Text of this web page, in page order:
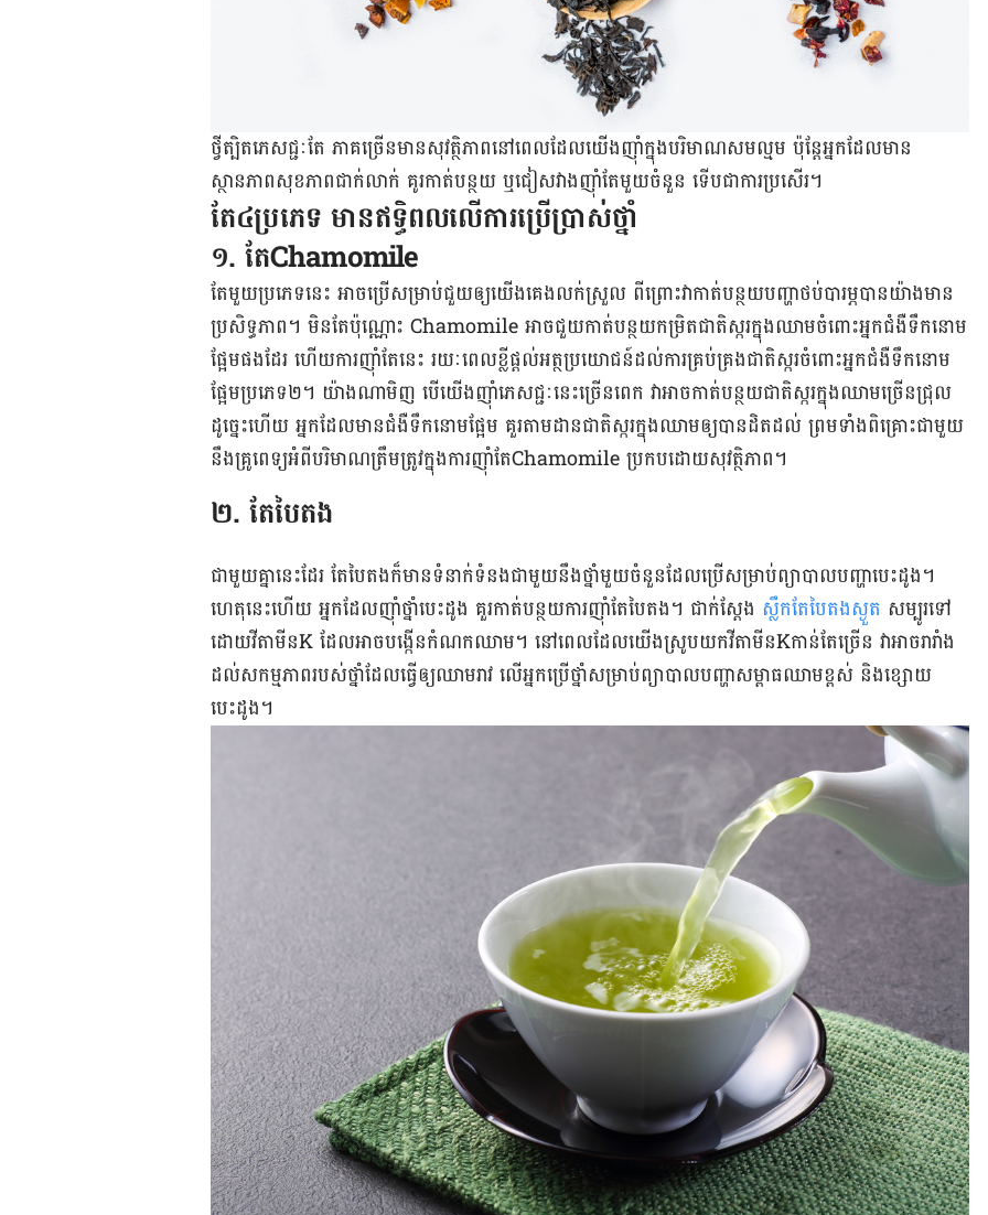
ថ្វីត្បិត​ភេសជ្ជៈ​​​តែ ​​ភាគច្រើន​មាន​សុវត្ថិភាព​នៅ​ពេល​ដែល​យើង​ញ៉ាំ​ក្នុង​បរិមាណ​សម​ល្មម​ ប៉ុន្តែ​អ្នក​ដែល​មាន​
ស្ថានភាព​សុខភាព​ជាក់លាក់​ គូរកាត់បន្ថយ​ ឬ​​ជៀសវាង​​ញ៉ាំ​តែ​មួយ​ចំនួន​ ទើប​ជា​ការ​ប្រសើរ​។
​​​​​តែ​៤ប្រភេទ ​មាន​ឥទ្ធិពល​​លើ​​ការ​ប្រើប្រាស់​ថ្នាំ​
១. តែ​Chamomile
តែ​មួយ​ប្រភេទ​នេះ អាច​ប្រើ​សម្រាប់​ជួយ​ឲ្យ​យើង​គេង​លក់​ស្រួល​ ពីព្រោះ​វា​កាត់បន្ថយ​បញ្ហា​ថប់បារម្ភ​បាន​យ៉ាង​មាន​
ប្រសិទ្ធភាព​។ មិន​តែ​ប៉ុណ្ណោះ ​Chamomile ​អាច​ជួយ​កាត់បន្ថយ​កម្រិត​ជាតិ​ស្ករ​ក្នុង​ឈាម​​ចំពោះ​អ្នក​ជំងឺ​ទឹក​នោម​
ផ្អែម​ផង​ដែរ​ ហើយ​​ការ​ញ៉ាំ​តែ​នេះ រយៈពេល​ខ្លី​ផ្ដល់​អត្ថប្រយោជន៍​ដល់​ការ​គ្រប់គ្រង​ជាតិស្ករ​ចំពោះ​អ្នក​ជំងឺ​ទឹក​នោម​
ផ្អែម​ប្រភេទ​២។ យ៉ាង​ណា​មិញ បើ​យើង​ញ៉ាំ​ភេសជ្ជៈ​នេះ​ច្រើន​ពេក​ វា​អាច​កាត់បន្ថយ​ជាតិ​ស្ករ​ក្នុង​ឈាម​​ច្រើន​ជ្រុល
ដូច្នេះ​ហើយ​ អ្នក​ដែល​មាន​ជំងឺ​ទឹក​នោម​ផ្អែម​ គួរតាមដាន​ជាតិ​ស្ករ​ក្នុង​ឈាម​ឲ្យ​បាន​ដិតដល់​ ព្រម​ទាំង​ពិគ្រោះ​ជាមួយ​
នឹង​គ្រូពេទ្យ​អំពី​បរិមាណ​ត្រឹមត្រូវ​ក្នុង​ការ​ញ៉ាំ​តែ​Chamomile ​ប្រកប​ដោយ​សុវត្ថិភាព​។
​២. តែ​បៃតង​
ជាមួយ​គ្នា​នេះ​ដែរ តែ​បៃតង​ក៏​មាន​ទំនាក់ទំនង​ជាមួយ​នឹង​ថ្នាំ​មួយ​ចំនួន​ដែល​ប្រើ​សម្រាប់​ព្យាបាល​បញ្ហា​បេះដូង​។
ហេតុ​នេះ​ហើយ អ្នក​ដែល​ញ៉ាំ​​ថ្នាំ​បេះដូង​ គួរកាត់បន្ថយ​ការ​ញ៉ាំ​តែ​បៃតង​។ ជាក់​ស្ដែង ស្លឹក​តែ​បៃតង​ស្ងួត សម្បូរ​ទៅ​
ដោយ​វីតាមីន​K ដែល​អាច​បង្កើន​កំណក​ឈាម​។ នៅ​ពេល​ដែល​យើង​ស្រូប​យក​វីតាមីន​K​កាន់​តែ​ច្រើន​ វា​អាច​រារាំង​
ដល់​សកម្មភាព​របស់​ថ្នាំ​​ដែល​ធ្វើ​ឲ្យ​ឈាម​រាវ លើ​អ្នក​ប្រើ​ថ្នាំ​​សម្រាប់​ព្យាបាល​បញ្ហា​សម្ពាធ​ឈាម​​ខ្ពស់ និង​ខ្សោយ​
បេះដូង​។